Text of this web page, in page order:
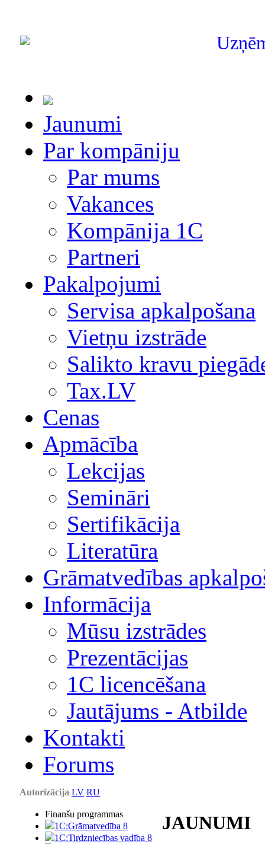
Jaunumi
Par kompāniju
Par mums
Vakances
Kompānija 1С
Partneri
Pakalpojumi
Servisa apkalpošana
Vietņu izstrāde
Salikto kravu
Tax.LV
Cenas
Apmācība
Lekcijas
Semināri
Sertifikācija
Literatūra
Grāmatvedības
Informācija
Mūsu izstrādes
Prezentācijas
1С licencēšana
Jautājums - Atbilde
Kontakti
Forums
Autorizācija LV RU
Finanšu programmas
1C:Grāmatvedība 8
1C:Tirdzniecības vadība 8
JAUNUMI